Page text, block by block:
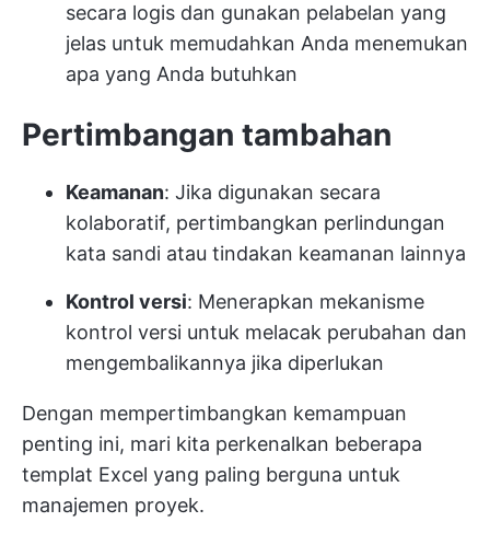
secara logis dan gunakan pelabelan yang
jelas untuk memudahkan Anda menemukan
apa yang Anda butuhkan
Pertimbangan tambahan
Keamanan: Jika digunakan secara
kolaboratif, pertimbangkan perlindungan
kata sandi atau tindakan keamanan lainnya
Kontrol versi: Menerapkan mekanisme
kontrol versi untuk melacak perubahan dan
mengembalikannya jika diperlukan
Dengan mempertimbangkan kemampuan
penting ini, mari kita perkenalkan beberapa
templat Excel yang paling berguna untuk
manajemen proyek.